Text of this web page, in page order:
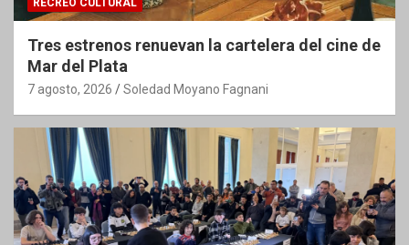
RECREO CULTURAL
Tres estrenos renuevan la cartelera del cine de
Mar del Plata
7 agosto, 2026 Soledad Moyano Fagnani